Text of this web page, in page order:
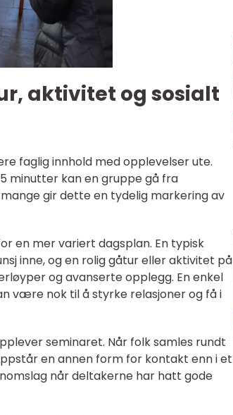
aktivitet og sosialt
faglig innhold med opplevelser ute.
minutter kan en gruppe gå fra
gir dette en tydelig markering av
en mer variert dagsplan. En typisk
inne, og en rolig gåtur eller aktivitet på
og avanserte opplegg. En enkel
være nok til å styrke relasjoner og få i
seminaret. Når folk samles rundt
en annen form for kontakt enn i et
når deltakerne har hatt gode